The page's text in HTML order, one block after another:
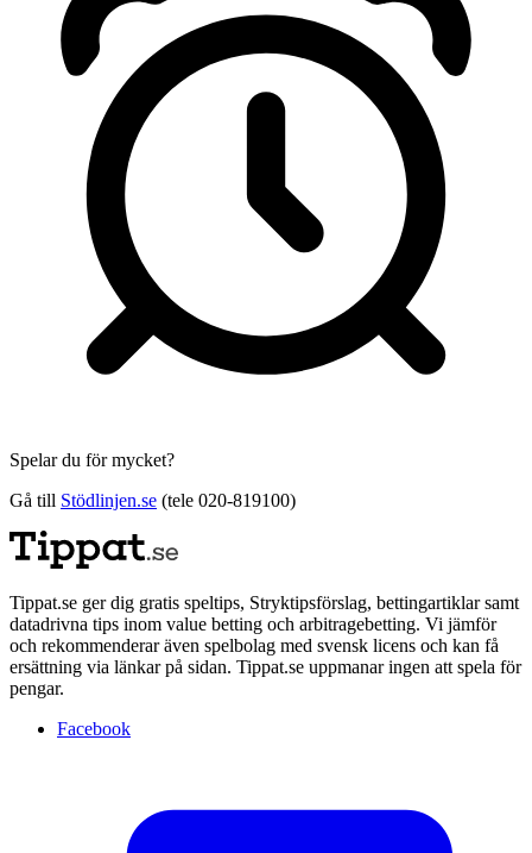
Spelar du för mycket?
Gå till Stödlinjen.se (tele 020-819100)
Tippat.se ger dig gratis speltips, Stryktipsförslag, bettingartiklar samt
datadrivna tips inom value betting och arbitragebetting. Vi jämför
och rekommenderar även spelbolag med svensk licens och kan få
ersättning via länkar på sidan. Tippat.se uppmanar ingen att spela för
pengar.
Facebook